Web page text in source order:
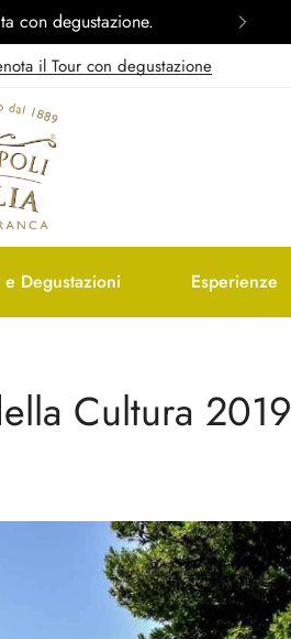
con degustazione.
il Tour con degustazione
Degustazioni Esperienze
Cultura 2019